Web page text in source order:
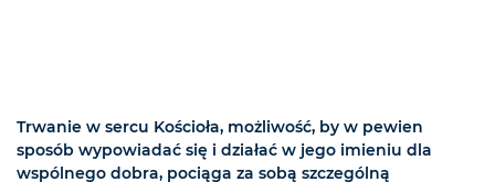
Trwanie w sercu Kościoła, możliwość, by w pewien
sposób wypowiadać się i działać w jego imieniu dla
wspólnego dobra, pociąga za sobą szczególną